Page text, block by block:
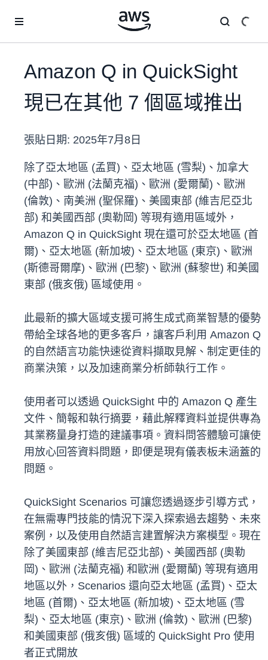
Amazon Q in QuickSight
現已在其他 7 個區域推出
張貼日期: 2025年7月8日
除了亞太地區 (孟買)、亞太地區 (雪梨)、加拿大
(中部)、歐洲 (法蘭克福)、歐洲 (愛爾蘭)、歐洲
(倫敦)、南美洲 (聖保羅)、美國東部 (維吉尼亞北
部) 和美國西部 (奧勒岡) 等現有適用區域外，
Amazon Q in QuickSight 現在還可於亞太地區 (首
爾)、亞太地區 (新加坡)、亞太地區 (東京)、歐洲
(斯德哥爾摩)、歐洲 (巴黎)、歐洲 (蘇黎世) 和美國
東部 (俄亥俄) 區域使用。
此最新的擴大區域支援可將生成式商業智慧的優勢
帶給全球各地的更多客戶，讓客戶利用 Amazon Q
的自然語言功能快速從資料擷取見解、制定更佳的
商業決策，以及加速商業分析師執行工作。
使用者可以透過 QuickSight 中的 Amazon Q 產生
文件、簡報和執行摘要，藉此解釋資料並提供專為
其業務量身打造的建議事項。資料問答體驗可讓使
用放心回答資料問題，即便是現有儀表板未涵蓋的
問題。
QuickSight Scenarios 可讓您透過逐步引導方式，
在無需專門技能的情況下深入探索過去趨勢、未來
案例，以及使用自然語言建置解決方案模型。現在
除了美國東部 (維吉尼亞北部)、美國西部 (奧勒
岡)、歐洲 (法蘭克福) 和歐洲 (愛爾蘭) 等現有適用
地區以外，Scenarios 還向亞太地區 (孟買)、亞太
地區 (首爾)、亞太地區 (新加坡)、亞太地區 (雪
梨)、亞太地區 (東京)、歐洲 (倫敦)、歐洲 (巴黎)
和美國東部 (俄亥俄) 區域的 QuickSight Pro 使用
者正式開放